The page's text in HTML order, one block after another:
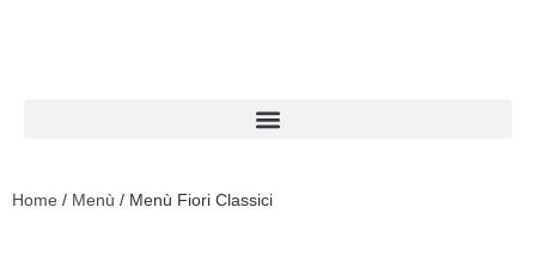
Home / Menù / Menù Fiori Classici